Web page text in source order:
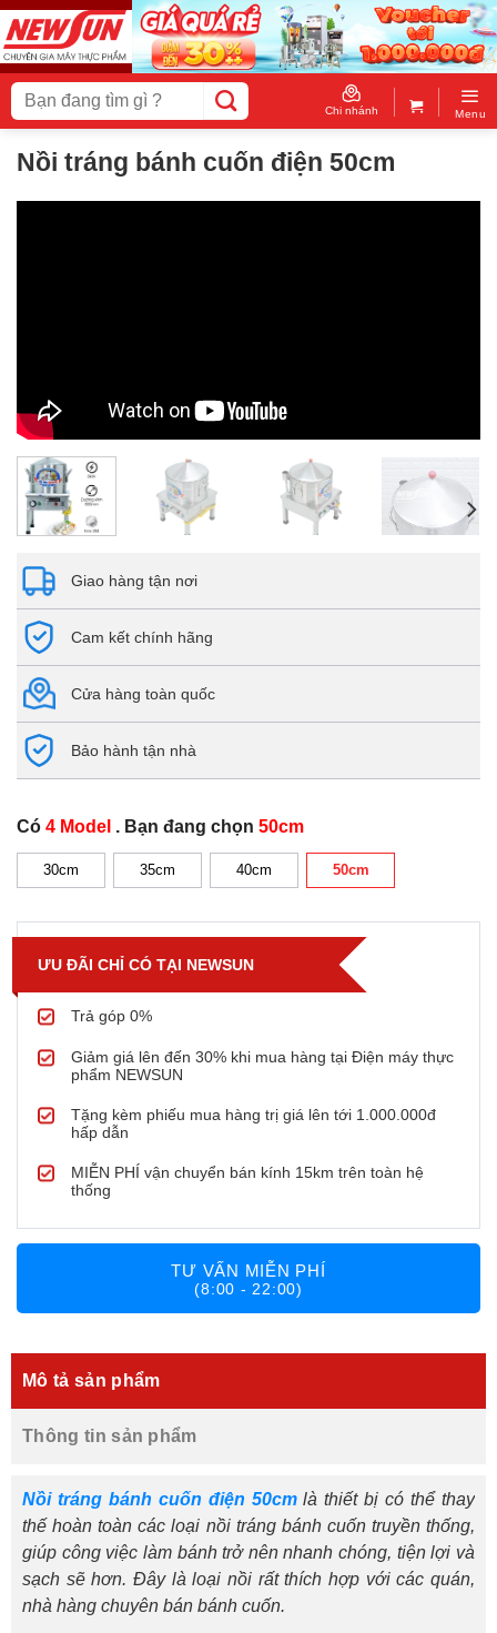
Skip
to
content
Tìm
kiếm:
Chi nhánh Menu
Nồi tráng bánh cuốn điện 50cm
Giao hàng tận nơi
Cam kết chính hãng
Cửa hàng toàn quốc
Bảo hành tận nhà
Có 4 Model . Bạn đang chọn 50cm
30cm 35cm 40cm 50cm
ƯU ĐÃI CHỈ CÓ TẠI NEWSUN
Trả góp 0%
Giảm giá lên đến 30% khi mua hàng tại Điện máy thực
phẩm NEWSUN
Tặng kèm phiếu mua hàng trị giá lên tới 1.000.000đ
hấp dẫn
MIỄN PHÍ vận chuyển bán kính 15km trên toàn hệ
thống
TƯ VẤN MIỄN PHÍ
(8:00 - 22:00)
Mô tả sản phẩm
Thông tin sản phẩm
Nồi tráng bánh cuốn điện 50cmlà thiết bị có thể thay
thế hoàn toàn các loại nồi tráng bánh cuốn truyền thống,
giúp công việc làm bánh trở nên nhanh chóng, tiện lợi và
sạch sẽ hơn. Đây là loại nồi rất thích hợp với các quán,
nhà hàng chuyên bán bánh cuốn.